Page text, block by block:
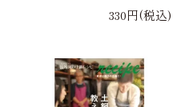
330円(税込)